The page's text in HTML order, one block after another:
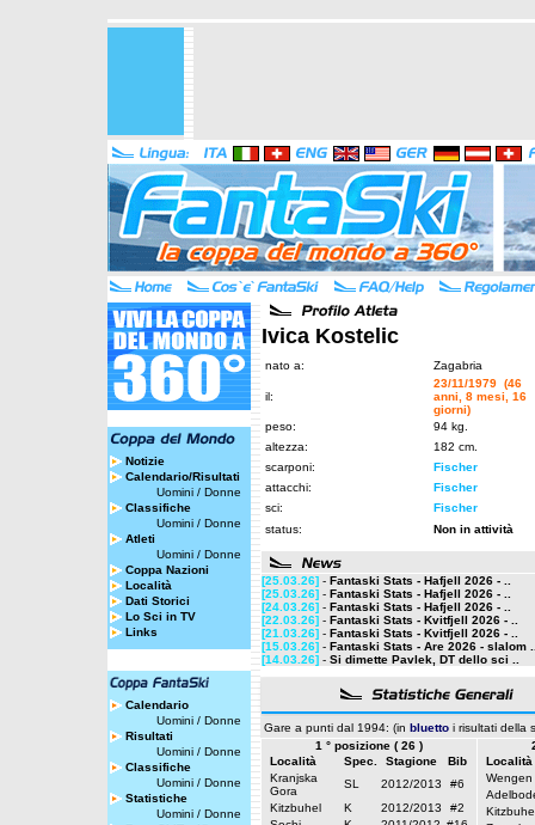
Notizie
Calendario/Risultati
Uomini / Donne
Classifiche
Uomini / Donne
Atleti
Uomini / Donne
Coppa Nazioni
Località
Dati Storici
Lo Sci in TV
Links
Calendario
Uomini / Donne
Risultati
Uomini / Donne
Classifiche
Uomini / Donne
Statistiche
Uomini / Donne
Ivica Kostelic
nato a: Zagabria
il:
23/11/1979 (46
anni, 8 mesi, 16
giorni)
peso:
94 kg.
altezza:
182 cm.
scarponi:
Fischer
attacchi:
Fischer
sci:
Fischer
status:
Non in attività
[25.03.26] - Fantaski Stats - Hafjell 2026 - ..
[25.03.26] - Fantaski Stats - Hafjell 2026 - ..
[24.03.26] - Fantaski Stats - Hafjell 2026 - ..
[22.03.26] - Fantaski Stats - Kvitfjell 2026 - ..
[21.03.26] - Fantaski Stats - Kvitfjell 2026 - ..
[15.03.26] - Fantaski Stats - Are 2026 - slalom
[14.03.26] - Si dimette Pavlek, DT dello sci ..
Gare a punti dal 1994: (in bluetto i risultati della
1 ° posizione ( 26 )
Località
Spec. Stagione
Bib
Kranjska
Gora
SL 2012/2013
#6
Kitzbuhel
K 2012/2013
#2
Località
Wengen